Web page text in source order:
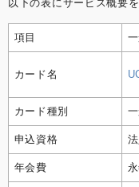
以下の表にサービス概要
項目
カード名
カード種別
申込資格
年会費